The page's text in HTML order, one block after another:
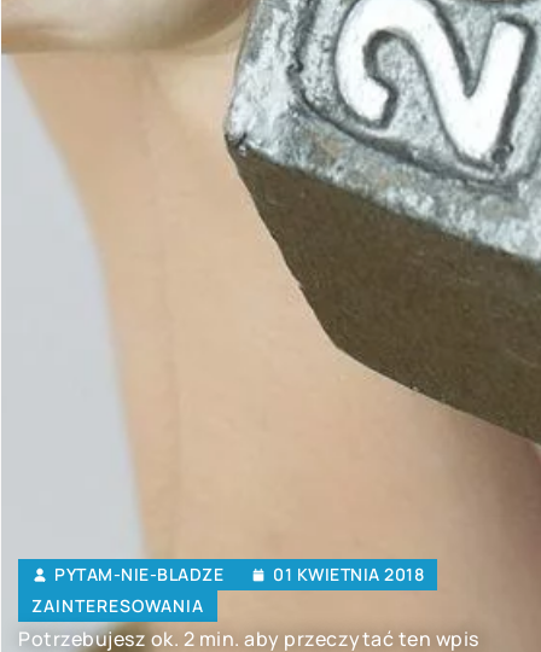
PYTAM-NIE-BLADZE
01 KWIETNIA 2018
ZAINTERESOWANIA
Potrzebujesz ok. 2 min. aby przeczytać ten wpis